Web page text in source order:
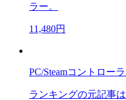
ラー。
11,480円
PC/Steamコントロー
ランキングの元記事